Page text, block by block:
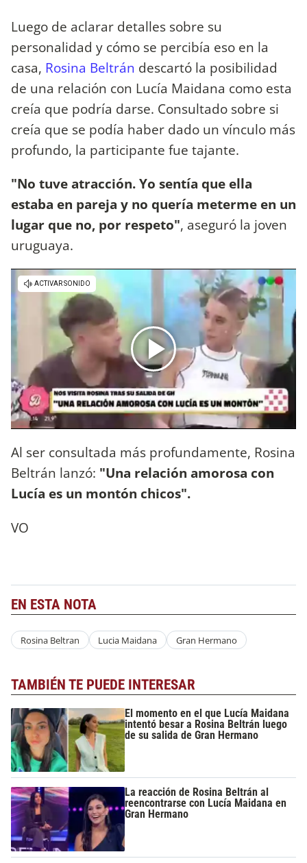
Luego de aclarar detalles sobre su
personalidad y cómo se percibía eso en la
casa, Rosina Beltrán descartó la posibilidad
de una relación con Lucía Maidana como esta
creía que podría darse. Consultado sobre si
creía que se podía haber dado un vínculo más
profundo, la participante fue tajante.
"No tuve atracción. Yo sentía que ella
estaba en pareja y no quería meterme en un
lugar que no, por respeto", aseguró la joven
uruguaya.
Al ser consultada más profundamente, Rosina
Beltrán lanzó: "Una relación amorosa con
Lucía es un montón chicos".
VO
EN ESTA NOTA
Rosina Beltran Lucia Maidana Gran Hermano
TAMBIÉN TE PUEDE INTERESAR
El momento en el que Lucía Maidana
intentó besar a Rosina Beltrán luego
de su salida de Gran Hermano
La reacción de Rosina Beltrán al
reencontrarse con Lucía Maidana en
Gran Hermano